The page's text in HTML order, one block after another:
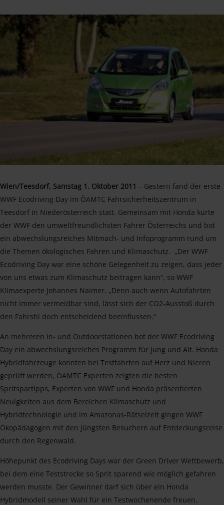
Wien/Teesdorf, Samstag 1. Oktober 2011 – Gestern fand der erste
WWF Ecodriving Day im ÖAMTC Fahrsicherheitszentrum in
Teesdorf in Niederösterreich statt. Gemeinsam mit Honda kürte
der WWF den umweltfreundlichsten Fahrer Österreichs und bot
ein abwechslungsreiches Mitmach- und Infoprogramm rund um
die Themen ökologisches Fahren und Klimaschutz. „Der WWF
Ecodriving Day war eine schöne Gelegenheit zu zeigen, dass jeder
von uns etwas zum Klimaschutz beitragen kann“, so WWF
Klimaexperte Johannes Naimer. „Denn auch wenn Autofahrten
nicht immer vermeidbar sind, lässt sich der CO2-Ausstoß durch
den Fahrstil doch entscheidend beeinflussen.“
An mehreren In- und Outdoorstationen bot der WWF Ecodriving
Day ein abwechslungsreiches Programm für Jung und Alt. Honda
Hybridfahrzeuge konnten bei Testfahrten auf Herz und Nieren
geprüft werden, ÖAMTC Experten zeigten die besten
Spritspartipps, Experten von WWF und Honda präsentierten
Neuigkeiten aus dem Bereichen Klimaschutz und
Hybridtechnologie und im Amazonas-Rätselzelt gingen WWF
Ökopädagogen mit den jüngsten Besuchern auf Entdeckungsreise
durch den Regenwald.
Höhepunkt des Ecodriving Days war der Green Driver Wettbewerb,
bei dem eine Teststrecke so Sprit sparend wie möglich gefahren
werden musste. Der Gewinner darf sich über ein Honda
Hybridmodell seiner Wahl für ein Testwochenende freuen.